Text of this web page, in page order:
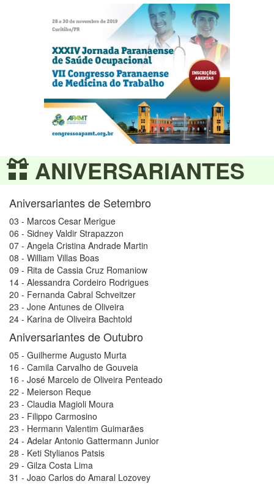
ANIVERSARIANTES
Aniversariantes de Setembro
03 - Marcos Cesar Merigue
06 - Sidney Valdir Strapazzon
07 - Angela Cristina Andrade Martin
08 - William Villas Boas
09 - Rita de Cassia Cruz Romaniow
14 - Alessandra Cordeiro Rodrigues
20 - Fernanda Cabral Schveitzer
23 - Jone Antunes de Oliveira
24 - Karina de Oliveira Bachtold
Aniversariantes de Outubro
05 - Guilherme Augusto Murta
16 - Camila Carvalho de Gouveia
16 - José Marcelo de Oliveira Penteado
22 - Meierson Reque
23 - Claudia Magioli Moura
23 - Filippo Carmosino
23 - Hermann Valentim Guimarães
24 - Adelar Antonio Gattermann Junior
28 - Keti Stylianos Patsis
29 - Gilza Costa Lima
31 - Joao Carlos do Amaral Lozovey